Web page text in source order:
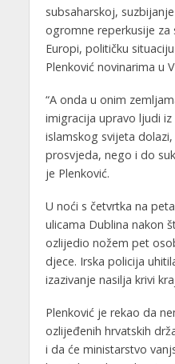
subsaharskoj,
ogromne reperkusije za
Europi, političku
Plenković novinarima u
“A onda u onim
imigracija upravo ljudi
islamskog svijeta
prosvjeda, nego i do
je Plenković.
U noći s četvrtka na
ulicama Dublina nakon
ozlijedio nožem pet
djece. Irska policija
izazivanje nasilja krivi
Plenković je rekao da
ozlijeđenih hrvatskih
i da će ministarstvo